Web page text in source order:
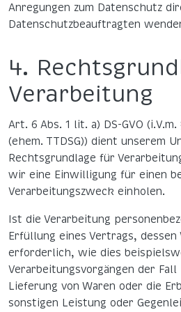
Anregungen zum Datenschutz
Datenschutzbeauftragten
4.
Verarbeitung
Art. 6 Abs. 1 lit. a) DS-GVO (i.V.m.
(ehem. TTDSG)) dient unserem
Rechtsgrundlage für
wir eine Einwilligung für einen
Verarbeitungszweck einholen.
Ist die Verarbeitung
Erfüllung eines Vertrags,
erforderlich, wie dies
Verarbeitungsvorgängen der
Lieferung von Waren oder die
sonstigen Leistung oder